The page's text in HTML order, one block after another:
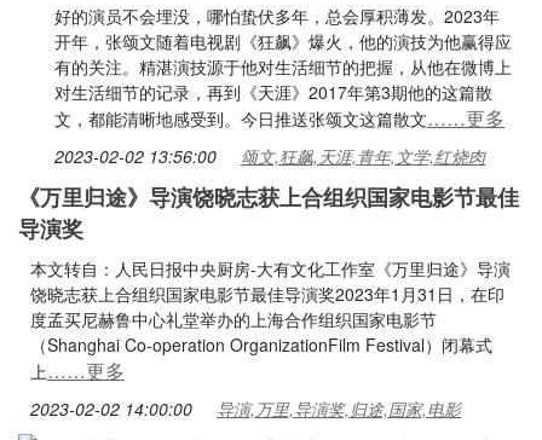
好的演员不会埋没，哪怕蛰伏多年，总会厚积薄发。2023年
开年，张颂文随着电视剧《狂飙》爆火，他的演技为他赢得应
有的关注。精湛演技源于他对生活细节的把握，从他在微博上
对生活细节的记录，再到《天涯》2017年第3期他的这篇散
文，都能清晰地感受到。今日推送张颂文这篇散文……更多
2023-02-02 13:56:00 颂文,狂飙,天涯,青年,文学,红烧肉
《万里归途》导演饶晓志获上合组织国家电影节最佳
导演奖
本文转自：人民日报中央厨房-大有文化工作室《万里归途》导演
饶晓志获上合组织国家电影节最佳导演奖2023年1月31日，在印
度孟买尼赫鲁中心礼堂举办的上海合作组织国家电影节
（Shanghai Co-operation OrganizationFilm Festival）闭幕式
上……更多
2023-02-02 14:00:00 导演,万里,导演奖,归途,国家,电影